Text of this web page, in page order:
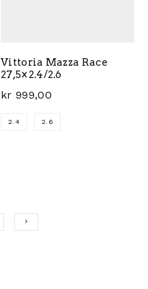
Vittoria Mazza Race
27,5×2.4/2.6
kr 999,00
2.4 2.6